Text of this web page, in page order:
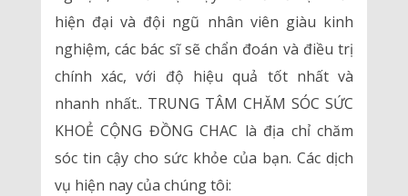
hiện đại và đội ngũ nhân viên giàu kinh
nghiệm, các bác sĩ sẽ chẩn đoán và điều trị
chính xác, với độ hiệu quả tốt nhất và
nhanh nhất.. TRUNG TÂM CHĂM SÓC SỨC
KHOẺ CỘNG ĐỒNG CHAC là địa chỉ chăm
sóc tin cậy cho sức khỏe của bạn. Các dịch
vụ hiện nay của chúng tôi: